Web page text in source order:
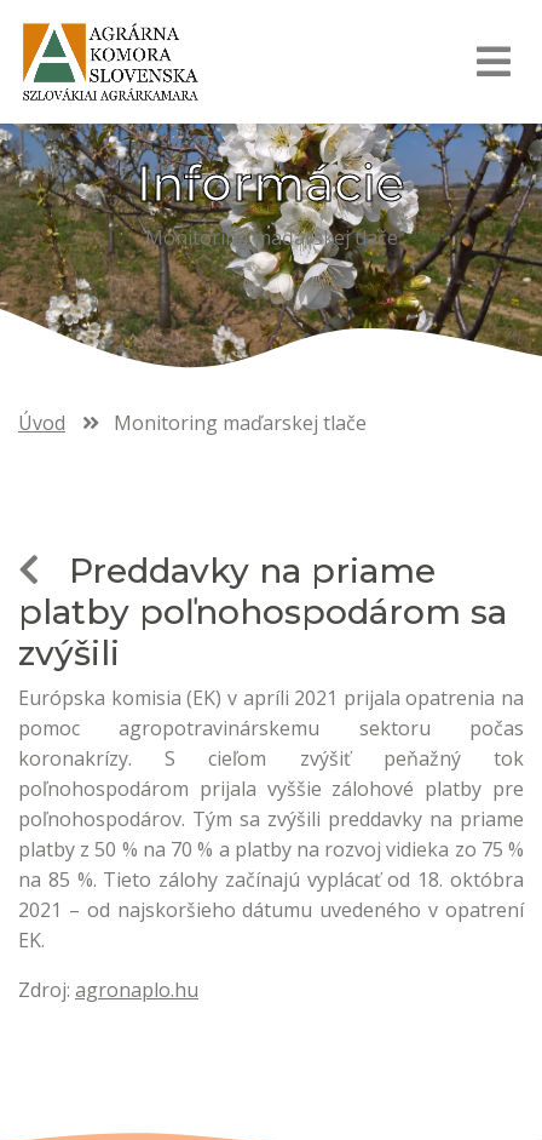
Informácie
Monitoring maďarskej tlače
Úvod Monitoring maďarskej tlače
Preddavky na priame
platby poľnohospodárom sa
zvýšili
Európska komisia (EK) v apríli 2021 prijala opatrenia na
pomoc agropotravinárskemu sektoru počas
koronakrízy. S cieľom zvýšiť peňažný tok
poľnohospodárom prijala vyššie zálohové platby pre
poľnohospodárov. Tým sa zvýšili preddavky na priame
platby z 50 % na 70 % a platby na rozvoj vidieka zo 75 %
na 85 %. Tieto zálohy začínajú vyplácať od 18. októbra
2021 – od najskoršieho dátumu uvedeného v opatrení
EK.
Zdroj: agronaplo.hu